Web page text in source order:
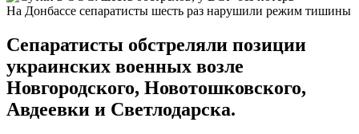
На Донбассе сепаратисты шесть раз нарушили режим тишины
Сепаратисты обстреляли позиции
украинских военных возле
Новгородского, Новотошковского,
Авдеевки и Светлодарска.